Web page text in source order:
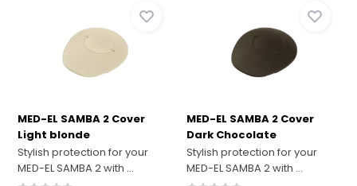
MED-EL SAMBA 2 Cover
Light blonde
Stylish protection for your
MED-EL SAMBA 2 with ...
MED-EL SAMBA 2 Cover
Dark Chocolate
Stylish protection for your
MED-EL SAMBA 2 with ...